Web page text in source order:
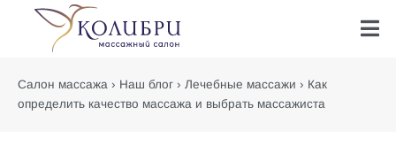
Салон массажа › Наш блог › Лечебные массажи › Как
определить качество массажа и выбрать массажиста